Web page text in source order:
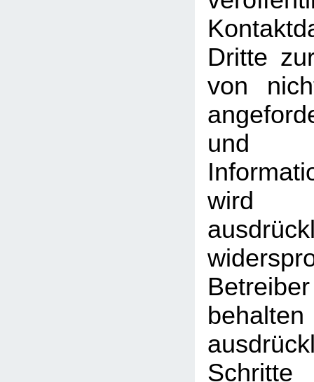
Dritte
von
und
wird